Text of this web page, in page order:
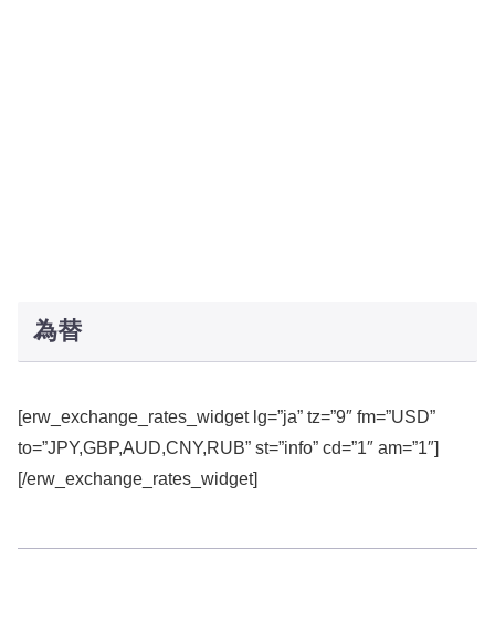
為替
[erw_exchange_rates_widget lg=”ja” tz=”9″ fm=”USD”
to=”JPY,GBP,AUD,CNY,RUB” st=”info” cd=”1″ am=”1″]
[/erw_exchange_rates_widget]